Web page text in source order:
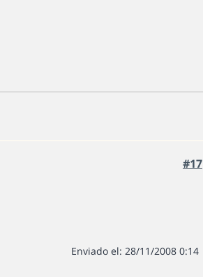
#17
Enviado el: 28/11/2008 0:14